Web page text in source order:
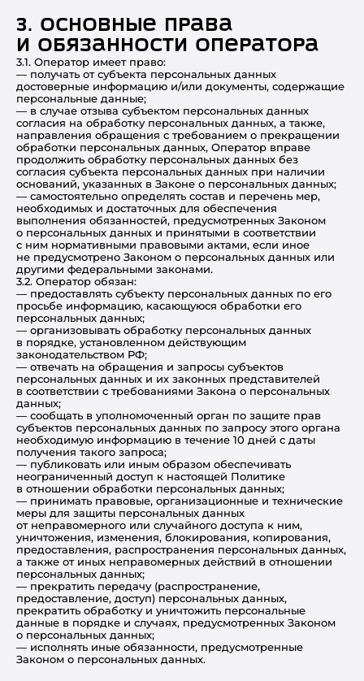
3. Основные права
и обязанности Оператора
3.1. Оператор имеет право:
— получать от субъекта персональных данных
достоверные информацию и/или документы, содержащие
персональные данные;
— в случае отзыва субъектом персональных данных
согласия на обработку персональных данных, а также,
направления обращения с требованием о прекращении
обработки персональных данных, Оператор вправе
продолжить обработку персональных данных без
согласия субъекта персональных данных при наличии
оснований, указанных в Законе о персональных данных;
— самостоятельно определять состав и перечень мер,
необходимых и достаточных для обеспечения
выполнения обязанностей, предусмотренных Законом
о персональных данных и принятыми в соответствии
с ним нормативными правовыми актами, если иное
не предусмотрено Законом о персональных данных или
другими федеральными законами.
3.2. Оператор обязан:
— предоставлять субъекту персональных данных по его
просьбе информацию, касающуюся обработки его
персональных данных;
— организовывать обработку персональных данных
в порядке, установленном действующим
законодательством РФ;
— отвечать на обращения и запросы субъектов
персональных данных и их законных представителей
в соответствии с требованиями Закона о персональных
данных;
— сообщать в уполномоченный орган по защите прав
субъектов персональных данных по запросу этого органа
необходимую информацию в течение 10 дней с даты
получения такого запроса;
— публиковать или иным образом обеспечивать
неограниченный доступ к настоящей Политике
в отношении обработки персональных данных;
— принимать правовые, организационные и технические
меры для защиты персональных данных
от неправомерного или случайного доступа к ним,
уничтожения, изменения, блокирования, копирования,
предоставления, распространения персональных данных,
а также от иных неправомерных действий в отношении
персональных данных;
— прекратить передачу (распространение,
предоставление, доступ) персональных данных,
прекратить обработку и уничтожить персональные
данные в порядке и случаях, предусмотренных Законом
о персональных данных;
— исполнять иные обязанности, предусмотренные
Законом о персональных данных.